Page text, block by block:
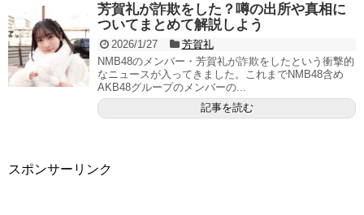
芳賀礼が詐欺をした？噂の出所や真相に
ついてまとめて解説しよう
2026/1/27
芳賀礼
NMB48のメンバー・芳賀礼が詐欺をしたという衝撃的
なニュースが入ってきました。これまでNMB48含め
AKB48グループのメンバーの...
記事を読む
スポンサーリンク